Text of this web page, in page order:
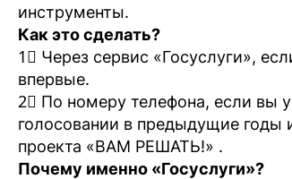
инструменты.
Как это сделать?
1⃣️️️️️️ Через сервис «Госуслуги»,
впервые.
2⃣️️️️️️ По номеру телефона, если вы
голосовании в предыдущие годы
проекта «ВАМ РЕШАТЬ!» .
Почему именно «Госуслуги»?